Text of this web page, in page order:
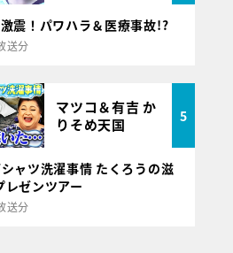
震！パワハラ＆医療事故!?
送分
マツコ＆有吉 か
りそめ天国
5
ャツ洗濯事情 たくろうの滋
レゼンツアー
送分